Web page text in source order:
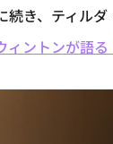
続き、ティル
ントンが語る